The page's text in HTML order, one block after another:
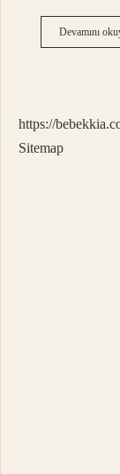
Devamını
https://
Sitemap